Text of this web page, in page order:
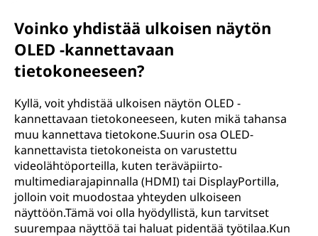
Voinko yhdistää ulkoisen näytön
OLED -kannettavaan
tietokoneeseen?
Kyllä, voit yhdistää ulkoisen näytön OLED -
kannettavaan tietokoneeseen, kuten mikä tahansa
muu kannettava tietokone.Suurin osa OLED-
kannettavista tietokoneista on varustettu
videolähtöporteilla, kuten teräväpiirto-
multimediarajapinnalla (HDMI) tai DisplayPortilla,
jolloin voit muodostaa yhteyden ulkoiseen
näyttöön.Tämä voi olla hyödyllistä, kun tarvitset
suurempaa näyttöä tai haluat pidentää työtilaa.Kun